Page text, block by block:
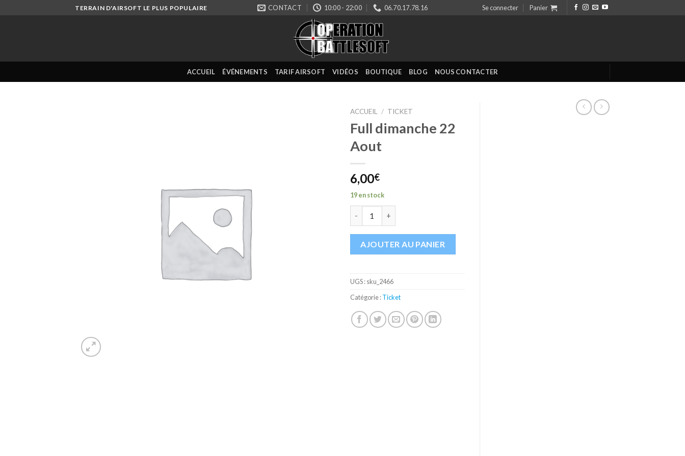
TERRAIN D'AIRSOFT LE PLUS POPULAIRE CONTACT 10:00 - 22:00 06.70.17.78.16 Se connecter Panier
ACCUEIL ÉVÉNEMENTS TARIF AIRSOFT VIDÉOS BOUTIQUE BLOG NOUS CONTACTER
ACCUEIL / TICKET
Full dimanche 22
Aout
6,00€
19 en stock
AJOUTER AU PANIER
UGS :sku_2466
Catégorie :Ticket